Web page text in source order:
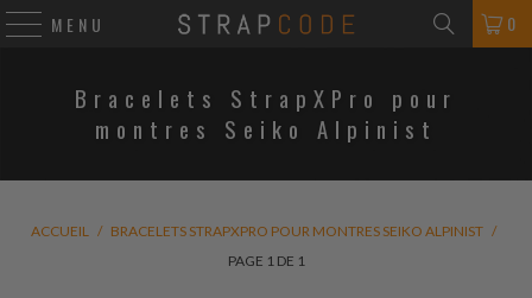
MENU 0
Bracelets StrapXPro pour
montres Seiko Alpinist
ACCUEIL / BRACELETS STRAPXPRO POUR MONTRES SEIKO ALPINIST /
PAGE 1 DE 1